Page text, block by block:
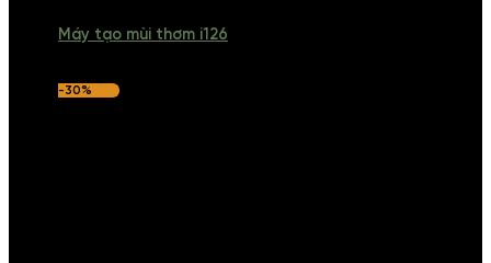
Máy tạo mùi thơm i126
-30%